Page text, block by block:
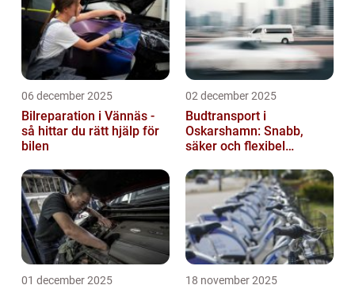
06 december 2025
Bilreparation i Vännäs -
så hittar du rätt hjälp för
bilen
02 december 2025
Budtransport i
Oskarshamn: Snabb,
säker och flexibel
01 december 2025 18 november 2025